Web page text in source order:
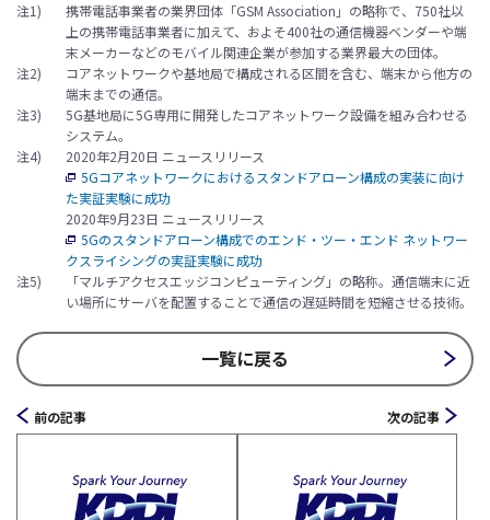
注1)
携帯電話事業者の業界団体「GSM Association」の略称で、750社以
上の携帯電話事業者に加えて、およそ400社の通信機器ベンダーや端
末メーカーなどのモバイル関連企業が参加する業界最大の団体。
注2)
コアネットワークや基地局で構成される区間を含む、端末から他方の
端末までの通信。
注3)
5G基地局に5G専用に開発したコアネットワーク設備を組み合わせる
システム。
注4)
2020年2月20日 ニュースリリース
5Gコアネットワークにおけるスタンドアローン構成の実装に向け
た実証実験に成功
2020年9月23日 ニュースリリース
5Gのスタンドアローン構成でのエンド・ツー・エンド ネットワー
クスライシングの実証実験に成功
注5)
「マルチアクセスエッジコンピューティング」の略称。通信端末に近
い場所にサーバを配置することで通信の遅延時間を短縮させる技術。
一覧に戻る
前の記事 次の記事